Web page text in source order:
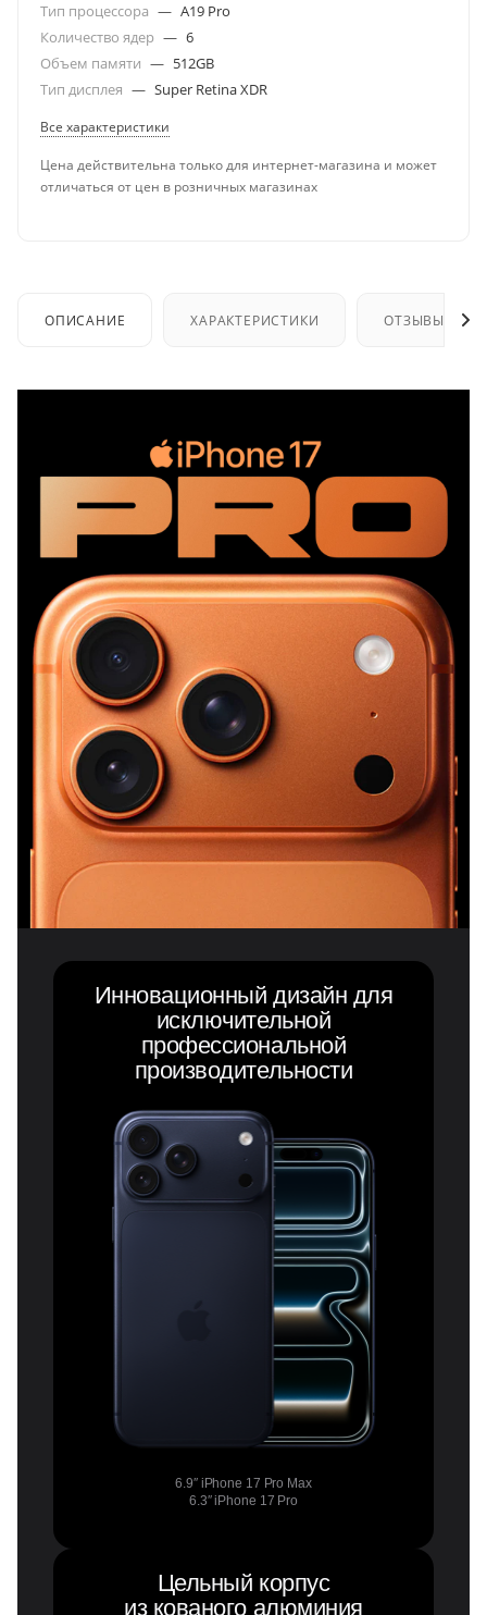
Тип процессора — A19 Pro
Количество ядер — 6
Объем памяти — 512GB
Тип дисплея — Super Retina XDR
Все характеристики
Цена действительна только для интернет-магазина и может
отличаться от цен в розничных магазинах
ОПИСАНИЕ ХАРАКТЕРИСТИКИ ОТЗЫВЫ
Инновационный дизайн для
исключительной
профессиональной
производительности
6.9″ iPhone 17 Pro Max
6.3″ iPhone 17 Pro
Цельный корпус
из кованого алюминия